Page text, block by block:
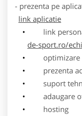
- prezenta pe
link aplicatie
link
de-sport.ro/
optimizare
prezenta
suport
adaugare
hosting